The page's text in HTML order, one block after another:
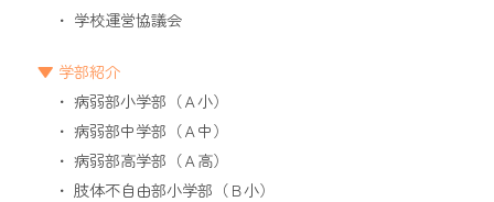
学校運営協議会
学部紹介
病弱部小学部（Ａ小）
病弱部中学部（Ａ中）
病弱部高学部（Ａ高）
肢体不自由部小学部（Ｂ小）